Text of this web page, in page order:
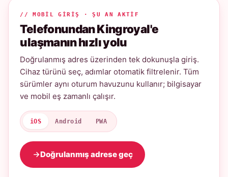
// MOBIL GIRIŞ · ŞU AN AKTIF
Telefonundan Kingroyal'e
ulaşmanın hızlı yolu
Doğrulanmış adres üzerinden tek dokunuşla giriş.
Cihaz türünü seç, adımlar otomatik filtrelenir. Tüm
sürümler aynı oturum havuzunu kullanır; bilgisayar
ve mobil eş zamanlı çalışır.
iOS Android PWA
Doğrulanmış adrese geç